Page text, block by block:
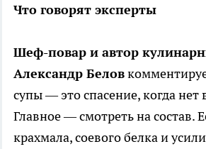
Что говорят эксперты
Шеф-повар и автор
Александр Белов
супы — это спасение, когда нет
Главное — смотреть на состав.
крахмала, соевого белка и